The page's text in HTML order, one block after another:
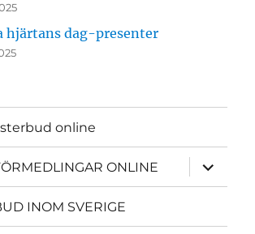
hjärtans dag-presenter
online
ONLINE
INOM SVERIGE